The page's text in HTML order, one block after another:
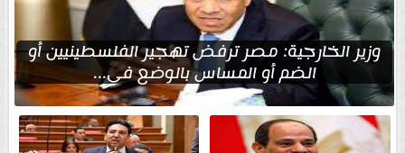
وزير الخارجية: مصر ترفض تهجير الفلسطينيين أو
الضم أو المساس بالوضع في...